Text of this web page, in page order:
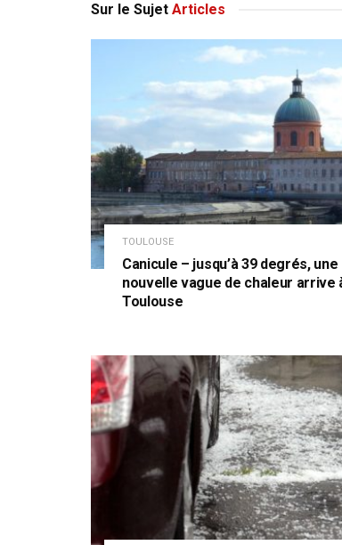
Sur le Sujet Articles
TOULOUSE
Canicule – jusqu’à 39 degrés, une
nouvelle vague de chaleur arrive
Toulouse